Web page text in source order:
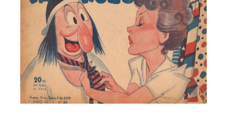
Facebook
Instagram
Twitter
Mail